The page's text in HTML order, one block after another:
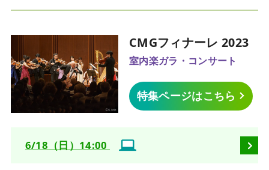
CMGフィナーレ 2023
室内楽ガラ・コンサート
特集ページはこちら
6/18（日）14:00